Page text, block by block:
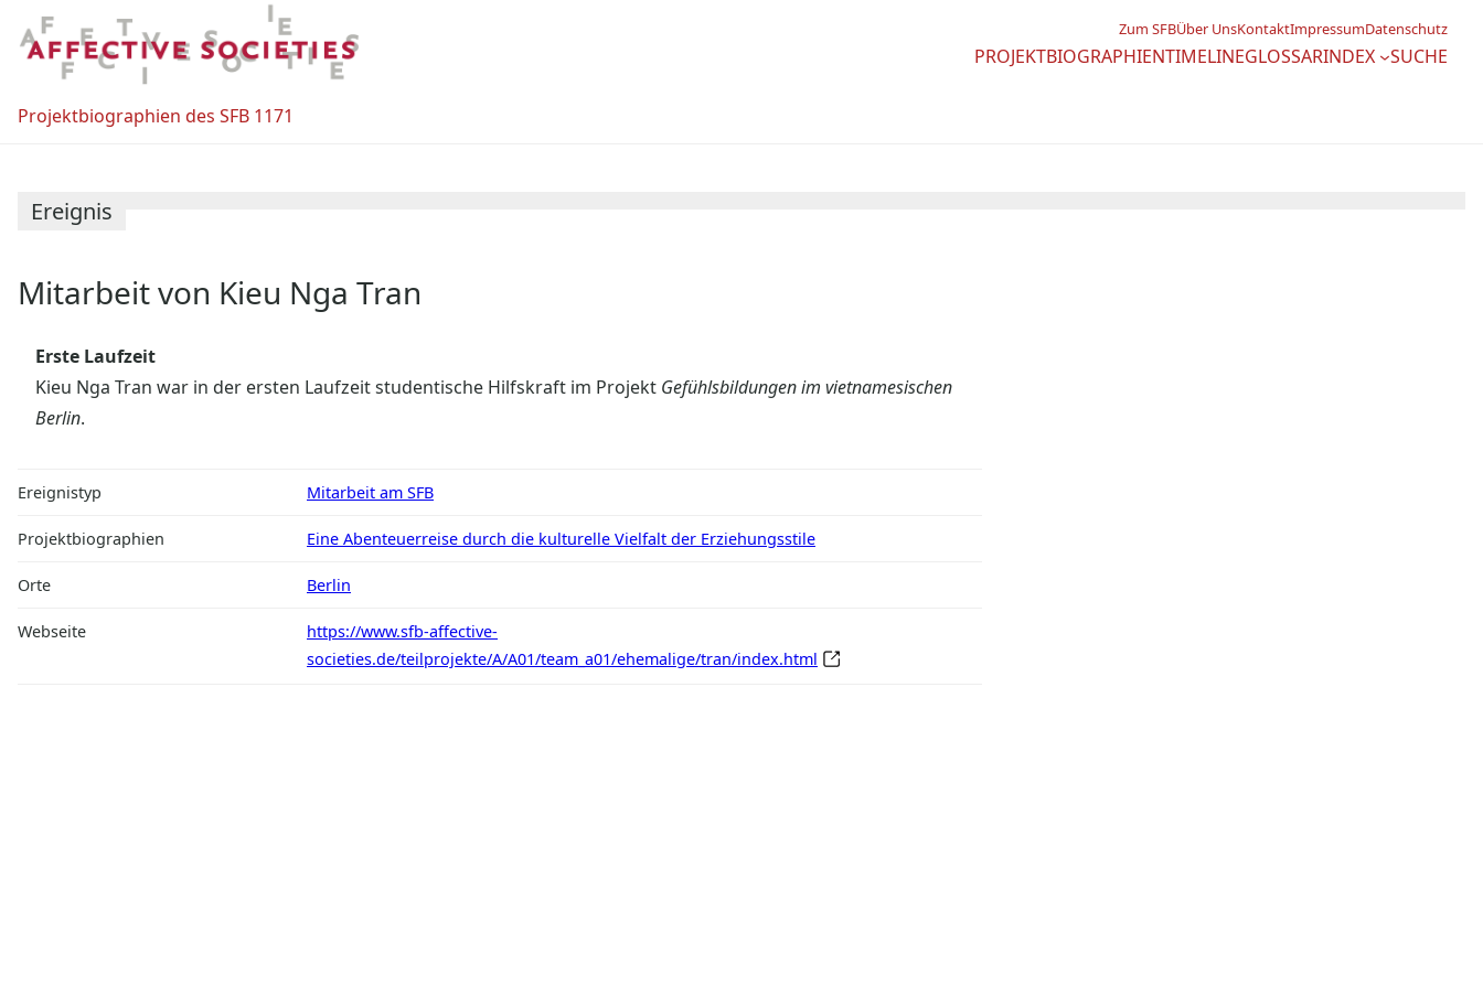
Inhalt
springen
Zum SFBÜber UnsKontaktImpressumDatenschutz
PROJEKTBIOGRAPHIENTIMELINEGLOSSARINDEX SUCHE
Projektbiographien des SFB 1171
Ereignis
Mitarbeit von Kieu Nga Tran
Erste Laufzeit
Kieu Nga Tran war in der ersten Laufzeit studentische Hilfskraft im Projekt Gefühlsbildungen im vietnamesischen
Berlin.
Ereignistyp Mitarbeit am SFB
Projektbiographien Eine Abenteuerreise durch die kulturelle Vielfalt der Erziehungsstile
Orte Berlin
Webseite
https://www.sfb-affective-
societies.de/teilprojekte/A/A01/team_a01/ehemalige/tran/index.html